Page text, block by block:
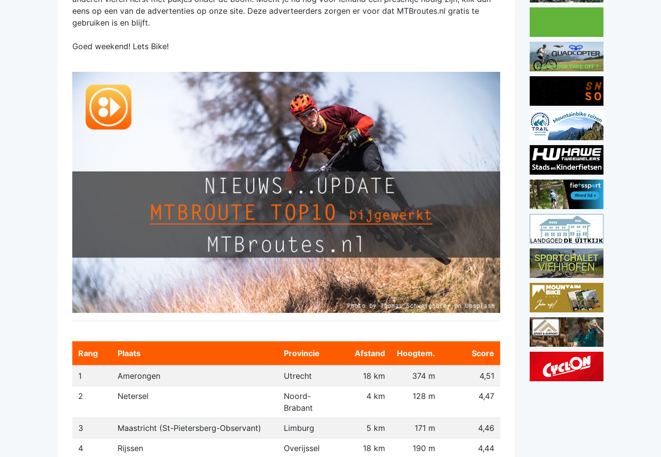
eens op een van de advertenties op onze site. Deze adverteerders zorgen er voor dat MTBroutes.nl gratis te
gebruiken is en blijft.
Goed weekend! Lets Bike!
Rang Plaats Provincie Afstand Hoogtem. Score
1 Amerongen Utrecht 18 km 374 m 4,51
2 Netersel
Noord-
Brabant
4 km 128 m 4,47
3 Maastricht (St-Pietersberg-Observant) Limburg 5 km 171 m 4,46
4 Rijssen Overijssel 18 km 190 m 4,44